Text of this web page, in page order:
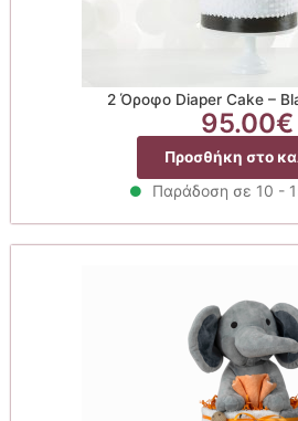
2 Όροφο Diaper Cake –
95.00€
Προσθήκη στο
Παράδοση σε 10 -